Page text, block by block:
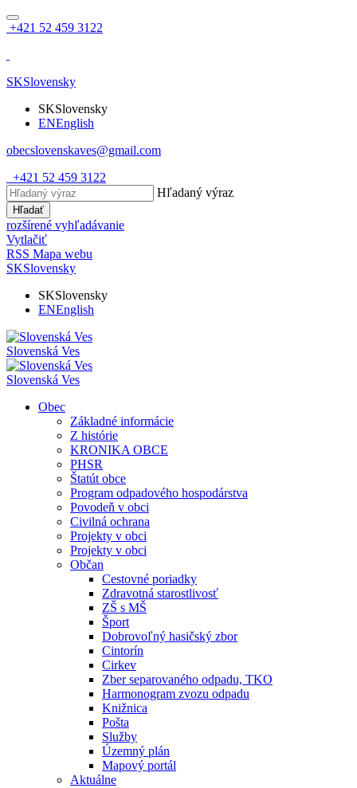
+421 52 459 3122
SKSlovensky
SKSlovensky
ENEnglish
obecslovenskaves@gmail.com
+421 52 459 3122
Hľadaný výraz
Hľadať
rozšírené vyhľadávanie
Vytlačiť
RSS Mapa webu
SKSlovensky
SKSlovensky
ENEnglish
Slovenská Ves
Slovenská Ves
Obec
Základné informácie
Z histórie
KRONIKA OBCE
PHSR
Štatút obce
Program odpadového hospodárstva
Povodeň v obci
Civilná ochrana
Projekty v obci
Projekty v obci
Občan
Cestovné poriadky
Zdravotná starostlivosť
ZŠ s MŠ
Šport
Dobrovoľný hasičský zbor
Cintorín
Cirkev
Zber separovaného odpadu, TKO
Harmonogram zvozu odpadu
Knižnica
Pošta
Služby
Územný plán
Mapový portál
Aktuálne